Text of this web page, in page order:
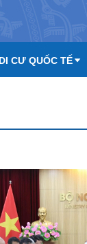
DI CƯ QUỐC TẾ